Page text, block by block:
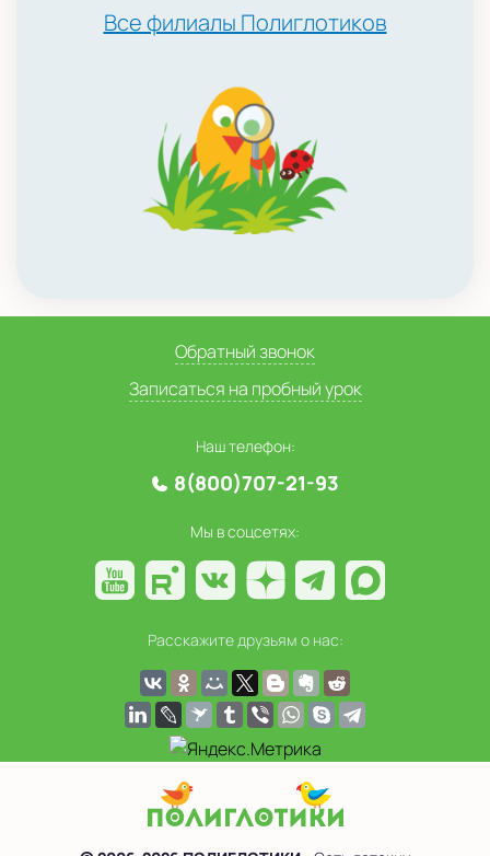
Все филиалы Полиглотиков
Обратный звонок
Записаться на пробный урок
Наш телефон:
8(800)707-21-93
Мы в соцсетях:
Расскажите друзьям о нас: